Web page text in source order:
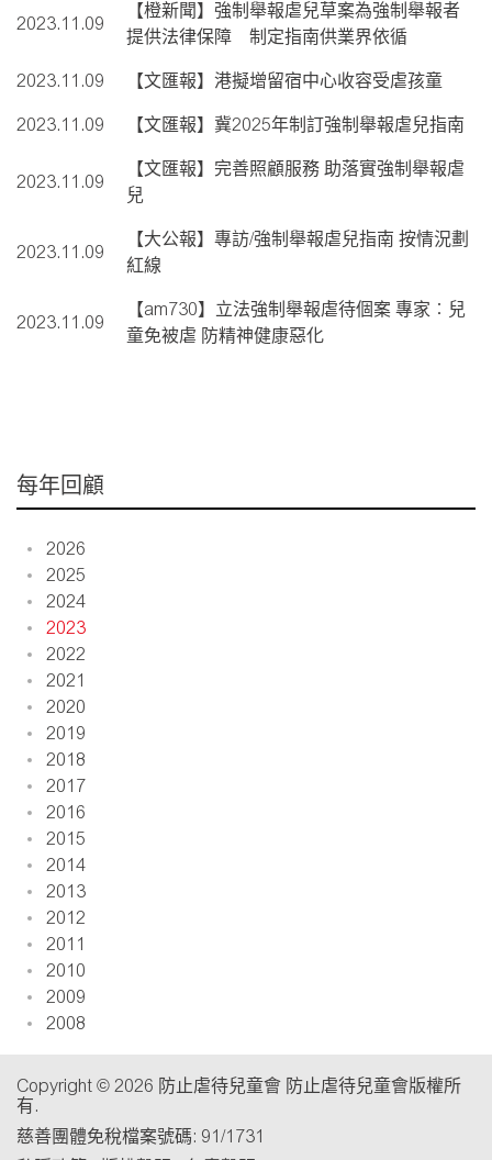
2023.11.09
【橙新聞】強制舉報虐兒草案為強制舉報者
提供法律保障 制定指南供業界依循
2023.11.09 【文匯報】港擬增留宿中心收容受虐孩童
2023.11.09 【文匯報】冀2025年制訂強制舉報虐兒指南
2023.11.09
【文匯報】完善照顧服務 助落實強制舉報虐
兒
2023.11.09
【大公報】專訪/強制舉報虐兒指南 按情況劃
紅線
2023.11.09
【am730】立法強制舉報虐待個案 專家︰兒
童免被虐 防精神健康惡化
每年回顧
2026
2025
2024
2023
2022
2021
2020
2019
2018
2017
2016
2015
2014
2013
2012
2011
2010
2009
2008
Copyright © 2026 防止虐待兒童會 防止虐待兒童會版權所
有.
慈善團體免稅檔案號碼: 91/1731